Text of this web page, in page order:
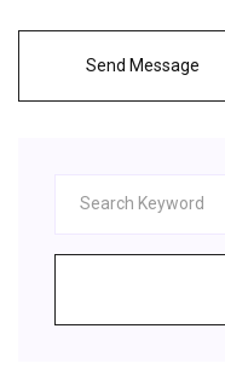
Send Message